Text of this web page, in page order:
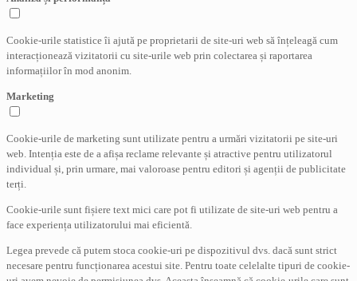
Cookie-urile statistice îi ajută pe proprietarii de site-uri web să înțeleagă cum
interacționează vizitatorii cu site-urile web prin colectarea și raportarea
informațiilor în mod anonim.
Marketing
Cookie-urile de marketing sunt utilizate pentru a urmări vizitatorii pe site-uri
web. Intenția este de a afișa reclame relevante și atractive pentru utilizatorul
individual și, prin urmare, mai valoroase pentru editori și agenții de publicitate
terți.
Cookie-urile sunt fișiere text mici care pot fi utilizate de site-uri web pentru a
face experiența utilizatorului mai eficientă.
Legea prevede că putem stoca cookie-uri pe dispozitivul dvs. dacă sunt strict
necesare pentru funcționarea acestui site. Pentru toate celelalte tipuri de cookie-